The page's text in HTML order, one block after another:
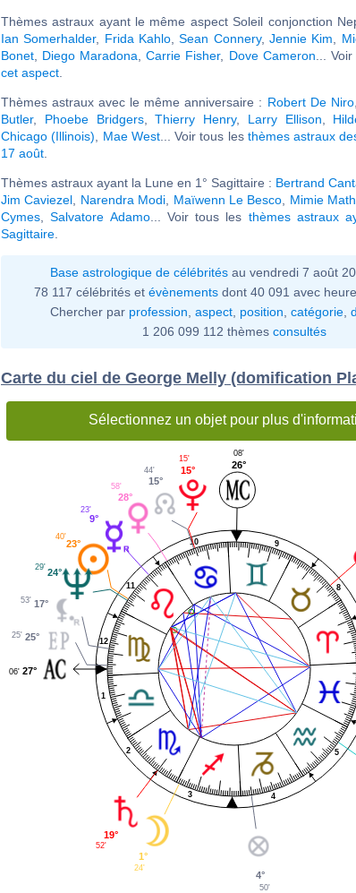
Thèmes astraux ayant le même aspect Soleil conjonction
Ian Somerhalder, Frida Kahlo,Sean Connery, Jennie Kim
Bonet
Diego Maradona ,Carrie Fisher, Dove Cameron ...
cet aspect
Thèmes astraux avec le même anniversaire : Robert De Niro,
Butler, Phoebe Bridgers,Thierry Henry, Larry Ellison
Chicago (Illinois)
Mae West... Voir tous les thèmes astraux
17 août
Thèmes astraux ayant la Lune en 1° Sagittaire : Bertrand
Jim Caviezel
Narendra Modi Maïwenn Le Besco Mimie
Cymes ,Salvatore Adamo... Voir tous les thèmes astraux
Sagittaire
Base astrologique de célébritésau vendredi 7 août
78 117 célébrités et évènementsdont 40 091 avec
Chercher par profession aspect position catégorie
1 206 099 112 thèmes consultés
Carte du ciel de George Melly (domification
Sélectionnez un objet pour plus
1
2
3 4
5
8
9
10
11
12
26°
08'
15°
15'
15°
44'
28°
58'
9°
23'
23°
40'
24°
29'
17°
53'
25°
25'
27°
06'
19°
52'
1°
24'
4°
50'